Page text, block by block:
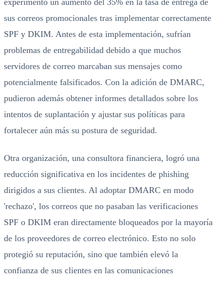
experimentó un aumento del 35% en la tasa de entrega de
sus correos promocionales tras implementar correctamente
SPF y DKIM. Antes de esta implementación, sufrían
problemas de entregabilidad debido a que muchos
servidores de correo marcaban sus mensajes como
potencialmente falsificados. Con la adición de DMARC,
pudieron además obtener informes detallados sobre los
intentos de suplantación y ajustar sus políticas para
fortalecer aún más su postura de seguridad.
Otra organización, una consultora financiera, logró una
reducción significativa en los incidentes de phishing
dirigidos a sus clientes. Al adoptar DMARC en modo
'rechazo', los correos que no pasaban las verificaciones
SPF o DKIM eran directamente bloqueados por la mayoría
de los proveedores de correo electrónico. Esto no solo
protegió su reputación, sino que también elevó la
confianza de sus clientes en las comunicaciones